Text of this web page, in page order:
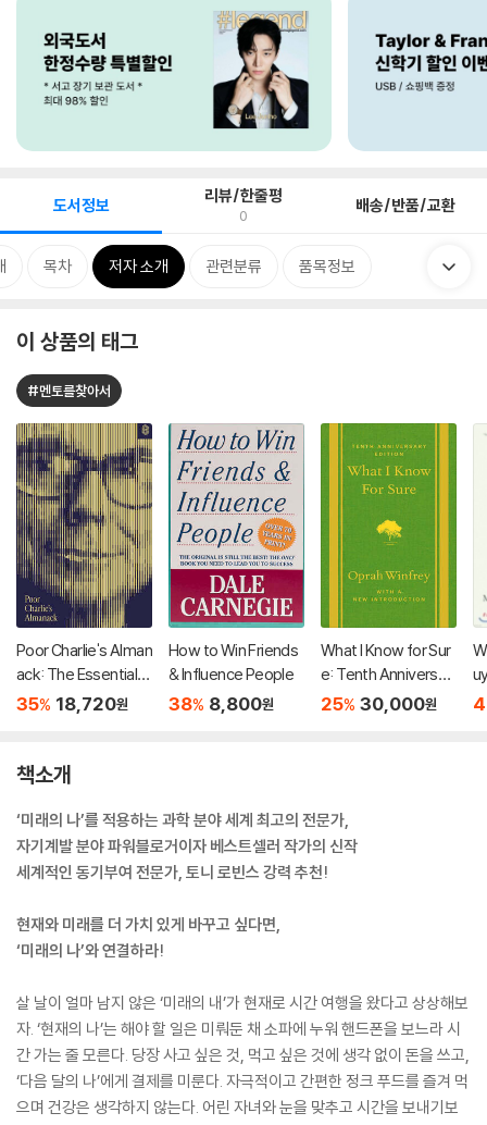
도서정보 리뷰/한줄평
0 배송/반품/교환
목차 저자 소개 관련분류 품목정보
이 상품의 태그
#멘토를찾아서
Poor Charlie's Alman
ack: The Essential
Wit and Wisdom of
35% 18,720원
How to Win Friends
& Influence People
38% 8,800원
What I Know for Sur
e: Tenth Anniversar
y Edition
25% 30,000원
책소개
‘미래의 나’를 적용하는 과학 분야 세계 최고의 전문가,
자기계발 분야 파워블로거이자 베스트셀러 작가의 신작
세계적인 동기부여 전문가, 토니 로빈스 강력 추천!
현재와 미래를 더 가치 있게 바꾸고 싶다면,
‘미래의 나’와 연결하라!
살 날이 얼마 남지 않은 ‘미래의 내’가 현재로 시간 여행을 왔다고 상상해보
자. ‘현재의 나’는 해야 할 일은 미뤄둔 채 소파에 누워 핸드폰을 보느라 시
간 가는 줄 모른다. 당장 사고 싶은 것, 먹고 싶은 것에 생각 없이 돈을 쓰고,
‘다음 달의 나’에게 결제를 미룬다. 자극적이고 간편한 정크 푸드를 즐겨 먹
으며 건강은 생각하지 않는다. 어린 자녀와 눈을 맞추고 시간을 보내기보